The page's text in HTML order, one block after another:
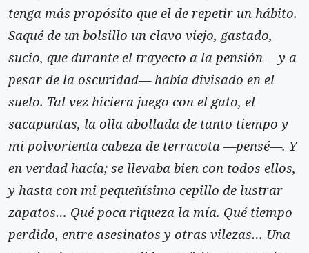
tenga más propósito que el de repetir un hábito.
Saqué de un bolsillo un clavo viejo, gastado,
sucio, que durante el trayecto a la pensión —y a
pesar de la oscuridad— había divisado en el
suelo. Tal vez hiciera juego con el gato, el
sacapuntas, la olla abollada de tanto tiempo y
mi polvorienta cabeza de terracota —pensé—. Y
en verdad hacía; se llevaba bien con todos ellos,
y hasta con mi pequeñísimo cepillo de lustrar
zapatos… Qué poca riqueza la mía. Qué tiempo
perdido, entre asesinatos y otras vilezas… Una